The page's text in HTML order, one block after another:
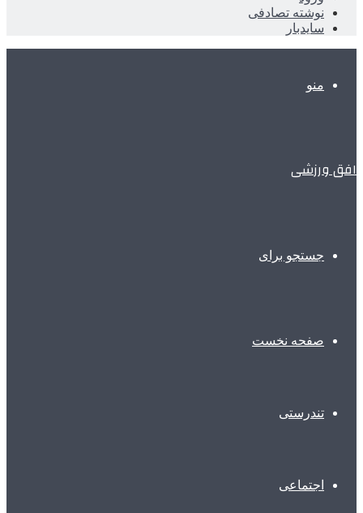
نوشته تصادفی
سایدبار
منو
افق ورزشی
جستجو برای
صفحه نخست
تندرستی
اجتماعی